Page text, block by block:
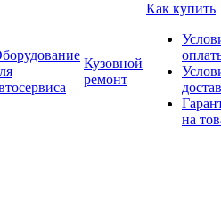
Кузовной
ремонт
Как купить
на